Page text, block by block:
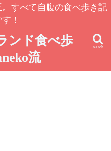
すべて自腹の食べ歩き記
！
ンド食べ歩
流
search